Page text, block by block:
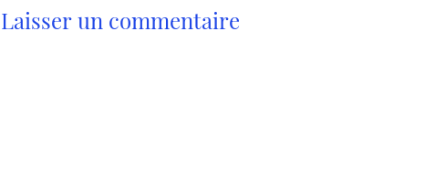
Laisser un commentaire